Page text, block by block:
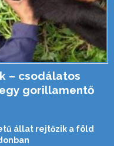
– csodálatos
gorillamentő
állat rejtőzik a föld